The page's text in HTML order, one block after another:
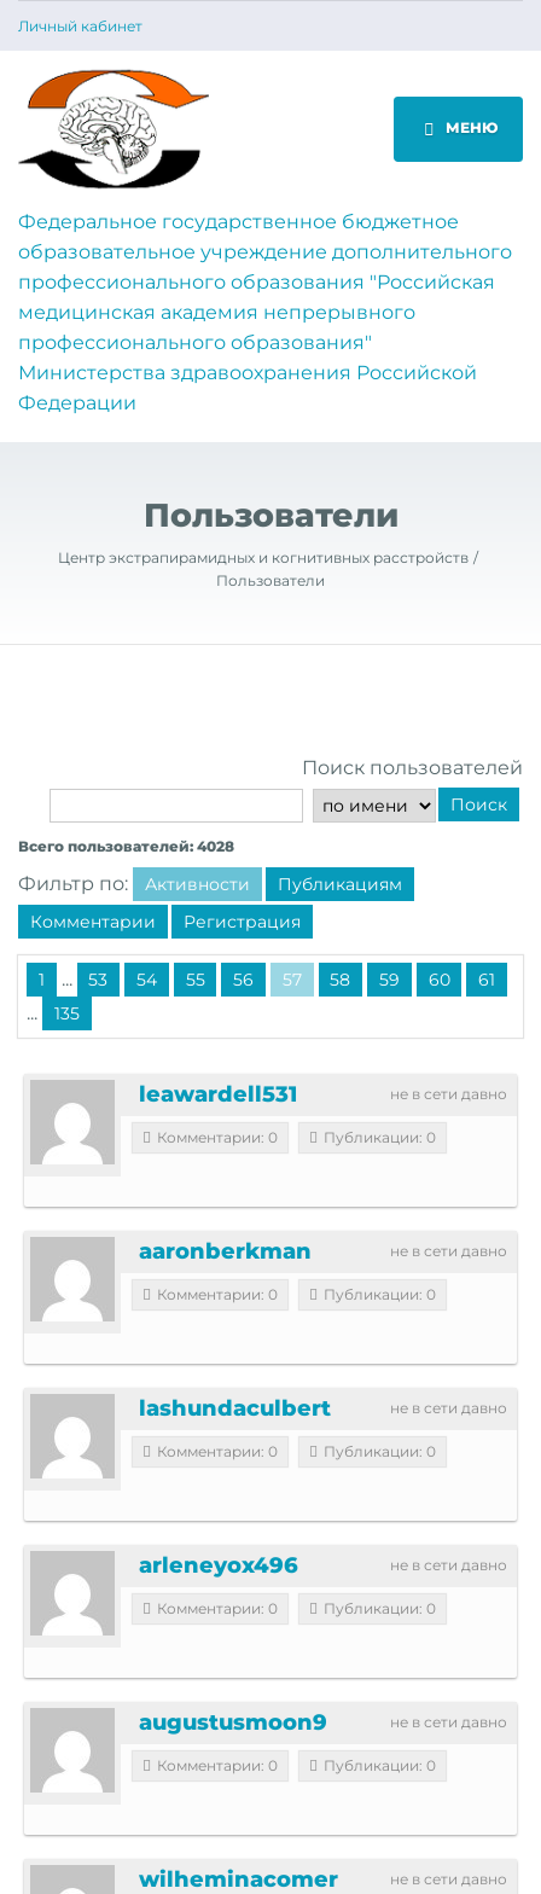
Личный кабинет
МЕНЮ
Федеральное государственное бюджетное
образовательное учреждение дополнительного
профессионального образования "Российская
медицинская академия непрерывного
профессионального образования"
Министерства здравоохранения Российской
Федерации
Пользователи
Центр экстрапирамидных и когнитивных расстройств
Пользователи
Поиск пользователей
Поиск
Всего пользователей: 4028
Фильтр по: Активности
Публикациям
Комментарии
Регистрация
1 ... 53 54 55 56 57 58 59 60 61
... 135
не в сети давно
leawardell531
Комментарии: 0 Публикации: 0
не в сети давно
aaronberkman
Комментарии: 0 Публикации: 0
не в сети давно
lashundaculbert
Комментарии: 0 Публикации: 0
не в сети давно
arleneyox496
Комментарии: 0 Публикации: 0
не в сети давно
augustusmoon9
Комментарии: 0 Публикации: 0
не в сети давно
wilheminacomer